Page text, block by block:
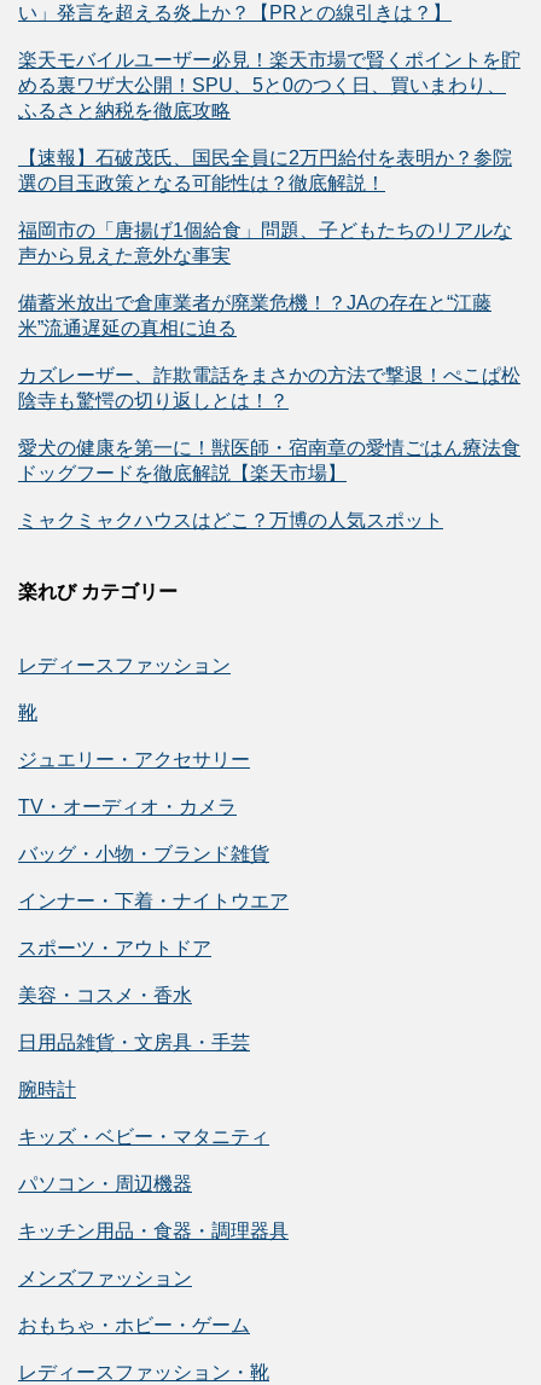
い」発言を超える炎上か？【PRとの線引きは？】
楽天モバイルユーザー必見！楽天市場で賢くポイントを貯
める裏ワザ大公開！SPU、5と0のつく日、買いまわり、
ふるさと納税を徹底攻略
【速報】石破茂氏、国民全員に2万円給付を表明か？参院
選の目玉政策となる可能性は？徹底解説！
福岡市の「唐揚げ1個給食」問題、子どもたちのリアルな
声から見えた意外な事実
備蓄米放出で倉庫業者が廃業危機！？JAの存在と“江藤
米”流通遅延の真相に迫る
カズレーザー、詐欺電話をまさかの方法で撃退！ぺこぱ松
陰寺も驚愕の切り返しとは！？
愛犬の健康を第一に！獣医師・宿南章の愛情ごはん療法食
ドッグフードを徹底解説【楽天市場】
ミャクミャクハウスはどこ？万博の人気スポット
楽れび カテゴリー
レディースファッション
靴
ジュエリー・アクセサリー
TV・オーディオ・カメラ
バッグ・小物・ブランド雑貨
インナー・下着・ナイトウエア
スポーツ・アウトドア
美容・コスメ・香水
日用品雑貨・文房具・手芸
腕時計
キッズ・ベビー・マタニティ
パソコン・周辺機器
キッチン用品・食器・調理器具
メンズファッション
おもちゃ・ホビー・ゲーム
レディースファッション・靴